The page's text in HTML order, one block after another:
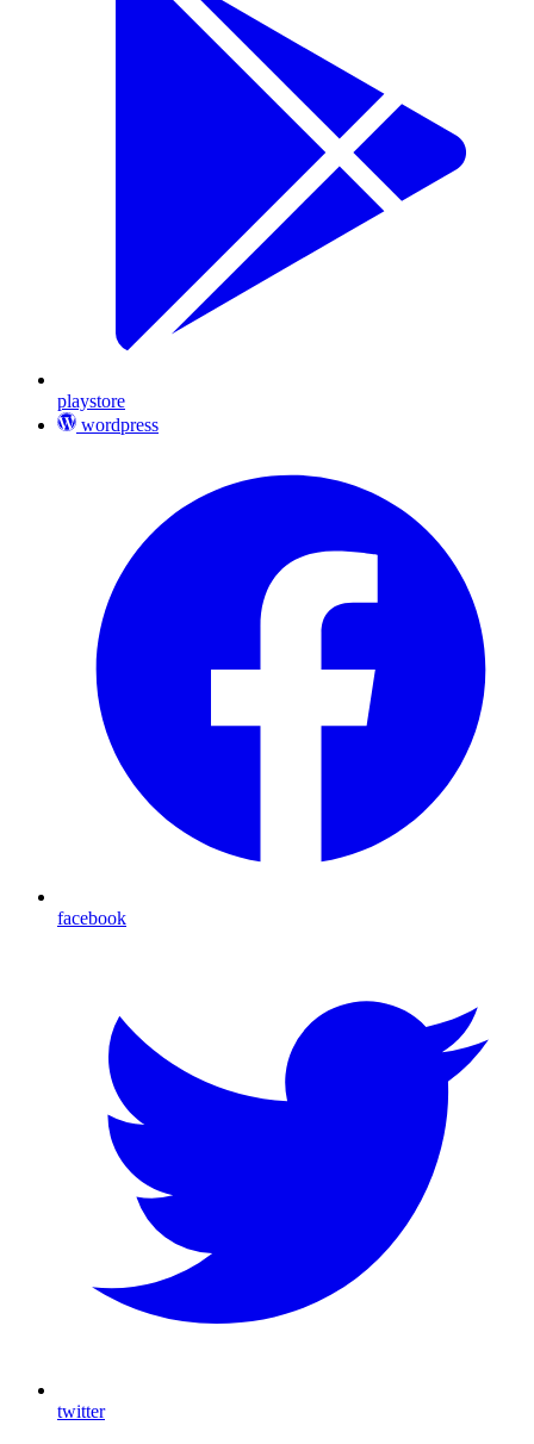
playstore
wordpress
facebook
twitter